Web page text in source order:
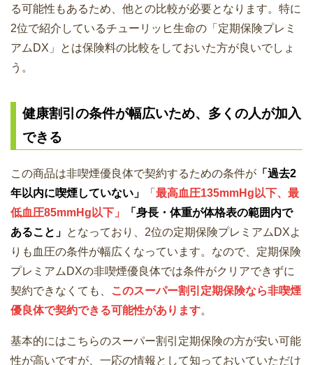
る可能性もあるため、他との比較が必要となります。特に
2位で紹介しているチューリッヒ生命の「定期保険プレミ
アムDX」とは保険料の比較をしておいた方が良いでしょ
う。
健康割引の条件が幅広いため、多くの人が加入
できる
この商品は非喫煙優良体で契約するための条件が 「過去2
年以内に喫煙していない」
「 最高血圧135mmHg以下、最
低血圧85mmHg以下」
「身長・体重が体格表の範囲内で
あること」 となっており、2位の定期保険プレミアムDXよ
りも血圧の条件が幅広くなっています。なので、定期保険
プレミアムDXの非喫煙優良体では条件がクリアできずに
契約できなくても、
このスーパー割引定期保険なら非喫煙
優良体で契約できる可能性があります。
基本的にはこちらのスーパー割引定期保険の方が安い可能
性が高いですが、一応の情報として知っておいていただけ